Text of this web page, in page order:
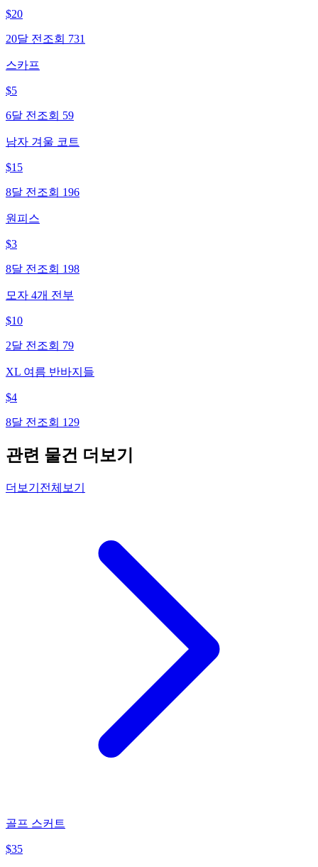
$20
20달 전 조회 731
스카프
$5
6달 전 조회 59
남자 겨울 코트
$15
8달 전 조회 196
원피스
$3
8달 전 조회 198
모자 4개 전부
$10
2달 전 조회 79
XL 여름 반바지들
$4
8달 전 조회 129
관련 물건 더보기
더보기 전체보기
골프 스커트
$35